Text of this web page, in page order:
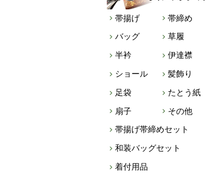
帯揚げ
帯締め
バッグ
草履
半衿
伊達襟
ショール
髪飾り
足袋
たとう紙
扇子
その他
帯揚げ帯締めセット
和装バッグセット
着付用品